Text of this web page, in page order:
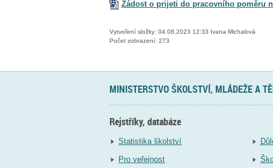
Žádost o prijeti do pracovního poměru
Vytvoření složky: 04.08.2023 12:33 Ivana Michalová
Počet zobrazení: 273
MINISTERSTVO ŠKOLSTVÍ, MLÁDEŽE A
Rejstříky, databáze
Statistika školství
Pro veřejnost